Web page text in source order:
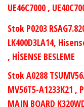
UE46C7000 ,
Stok P0203
LK400D3LA14,
, HİSENSE BESLEME
Stok A0288
MV56T5-A1233K21 ,
MAIN BOARD